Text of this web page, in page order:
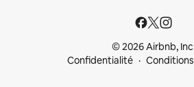
© 2026 Airbnb,
Confidentialité